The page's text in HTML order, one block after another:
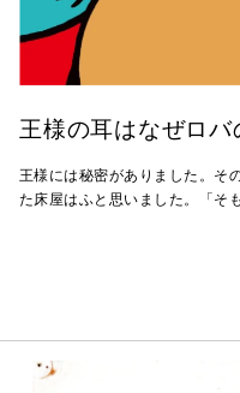
王様の耳はなぜロバ
王様には秘密がありました。そ
た床屋はふと思いました。「そ
でアレンジ。身体表現や生楽器
の表現などで描く絵本の世界の
い純粋で小さな一言がきっかけ
願いを込めた物語。